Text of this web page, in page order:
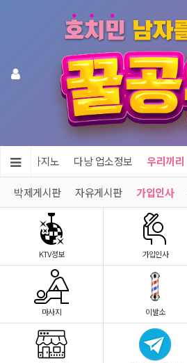
어 & 카지노 다낭 업소정보 우리끼리
박제게시판 자유게시판 가입인사
KTV정보 가입인사
마사지 이발소